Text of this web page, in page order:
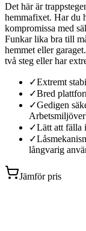
Det här är
hemmafixet. Har du
kompromissa med
Funkar lika bra till
hemmet eller
två steg eller har
✓Extremt
✓Bred
✓Gedigen
✓Lätt att fälla
✓
långvarig
Jämför pris